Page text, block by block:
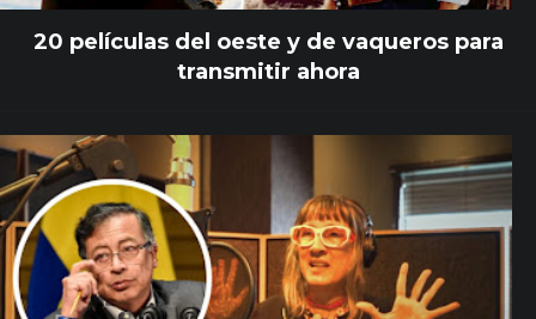
20 películas del oeste y de vaqueros para
transmitir ahora